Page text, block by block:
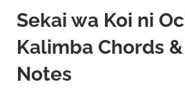
Sekai wa Koi ni
Kalimba Chords
Notes